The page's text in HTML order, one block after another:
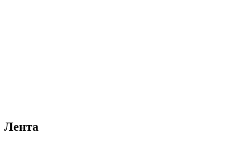
Лента